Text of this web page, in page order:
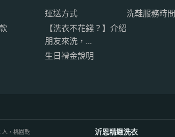
運送方式
【洗衣不花錢？】介紹
朋友來洗，...
生日禮金說明
洗鞋服務時間
人，桃園乾 沂恩精緻洗衣